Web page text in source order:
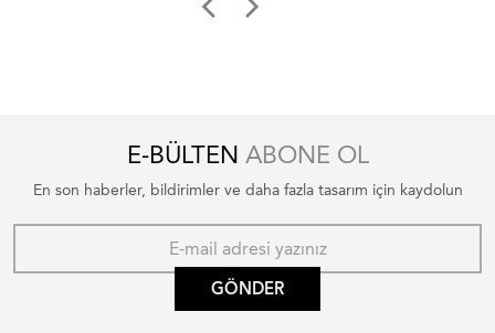
E-BÜLTEN ABONE OL
En son haberler, bildirimler ve daha fazla tasarım için kaydolun
GÖNDER